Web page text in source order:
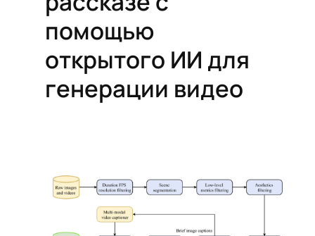
помощью
открытого ИИ для
генерации видео